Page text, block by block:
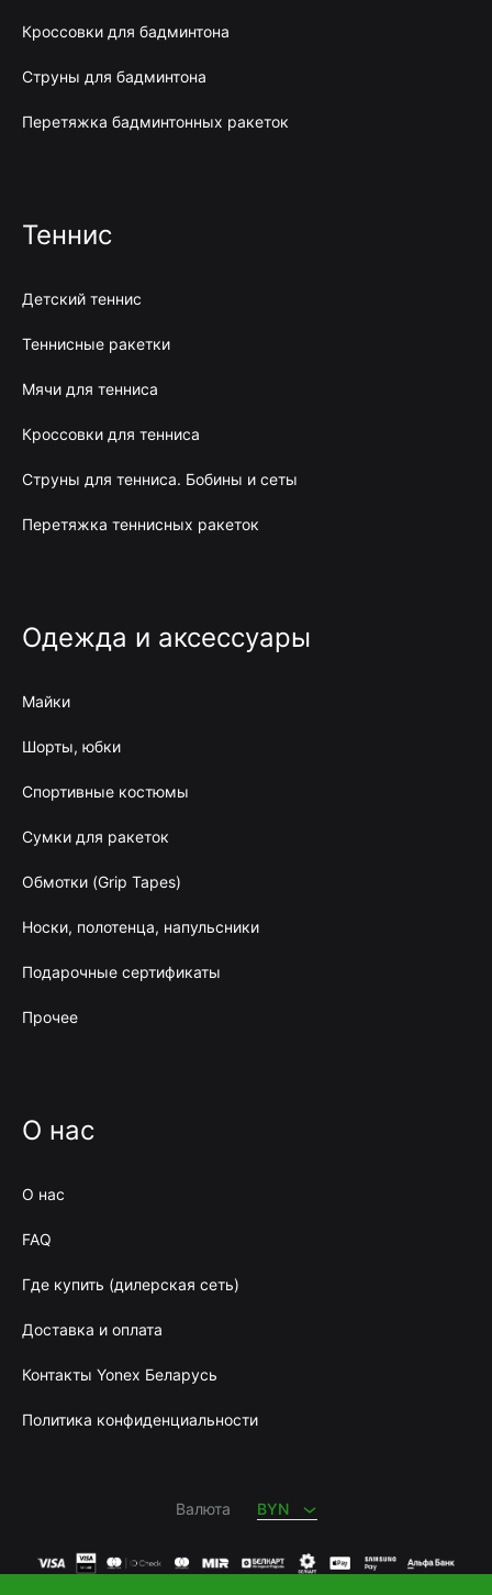
Кроссовки для бадминтона
Струны для бадминтона
Перетяжка бадминтонных ракеток
Теннис
Детский теннис
Теннисные ракетки
Мячи для тенниса
Кроссовки для тенниса
Струны для тенниса. Бобины и сеты
Перетяжка теннисных ракеток
Одежда и аксессуары
Майки
Шорты, юбки
Спортивные костюмы
Сумки для ракеток
Обмотки (Grip Tapes)
Носки, полотенца, напульсники
Подарочные сертификаты
Прочее
О нас
О нас
FAQ
Где купить (дилерская сеть)
Доставка и оплата
Контакты Yonex Беларусь
Политика конфиденциальности
Валюта BYN
BYN